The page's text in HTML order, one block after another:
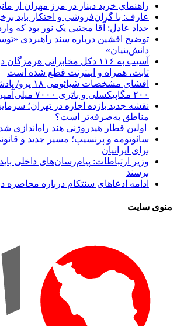
راهنمای خرید دینار در مرز مهران از
عارف: با گران‌فروشی و احتکار باید
حداد عادل: آقا مجتبی یک نور بود که
توضیح افشین درباره سند راهبردی
دانش‌بنیان»
آسیب به ۱۱۶ دکل مخابراتی
ثابت، همراه و اینترنت ‌قطع شده است
افشای مشخصات
۲۰۰ مگاپیکسلی و باتری ۷۰۰۰ میلی‌آمپری در راه است
نقشه جدید بازده اجاره در تهران؛
مناطق به‌صرفه‌تر است؟
اولین قطار هیدروژنی هند راه‌اندازی شد
سائوتومه و پرنسیپ؛ مسیر جدید و
برای ایرانیان
وزیر ارتباطات: پیام‌رسان‌های داخلی
برسند
ادامه ادعاهای سنتکام درباره محاصره
منوی سایت